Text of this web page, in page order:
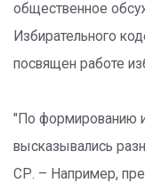
общественное
Избирательного
посвящен работе
"По формированию
высказывались
СР. – Например,